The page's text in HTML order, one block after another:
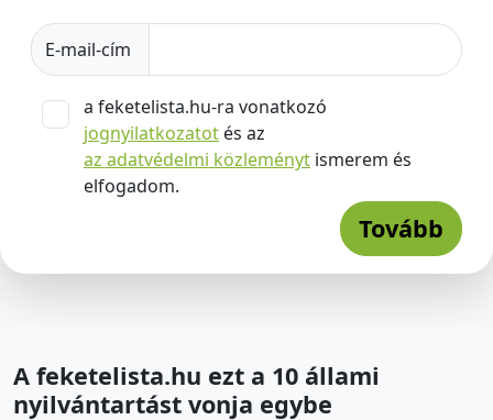
E-mail-cím
a feketelista.hu-ra vonatkozó
jognyilatkozatot és az
az adatvédelmi közleményt ismerem és
elfogadom.
Tovább
A feketelista.hu ezt a 10 állami
nyilvántartást vonja egybe